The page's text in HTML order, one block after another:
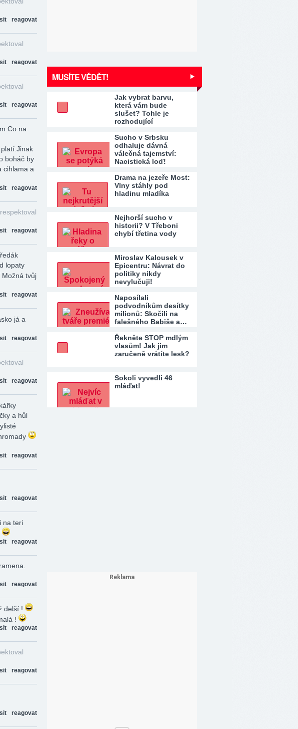
reagovat
reagovat
reagovat
na
boháč by
cihlama a
reagovat
reagovat
lopaty
Možná tvůj
reagovat
já a
reagovat
reagovat
a hůl
reagovat
reagovat
na teri
reagovat
reagovat
delší !
!
reagovat
reagovat
reagovat
MUSÍTE VĚDĚT!
Jak vybrat barvu,
která vám bude
slušet? Tohle je
rozhodující
Sucho v Srbsku
odhaluje dávná
válečná tajemství:
Nacistická loď!
Drama na jezeře Most:
Vlny stáhly pod
hladinu mladíka
Nejhorší sucho v
historii? V Třeboni
chybí třetina vody
Miroslav Kalousek v
Epicentru: Návrat do
politiky nikdy
nevylučuji!
Naposílali
podvodníkům desítky
milionů: Skočili na
falešného Babiše a…
Řekněte STOP mdlým
vlasům! Jak jim
zaručeně vrátíte lesk?
Sokoli vyvedli 46
mláďat!